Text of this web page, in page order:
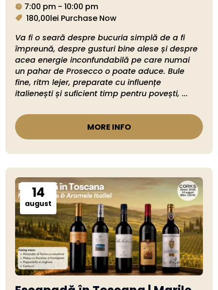
7:00 pm - 10:00 pm
180,00lei Purchase Now
Va fi o seară despre bucuria simplă de a fi
împreună, despre gusturi bine alese și despre
acea energie inconfundabilă pe care numai
un pahar de Prosecco o poate aduce. Bule
fine, ritm lejer, preparate cu influențe
italienești și suficient timp pentru povești, ...
MORE INFO
14
august